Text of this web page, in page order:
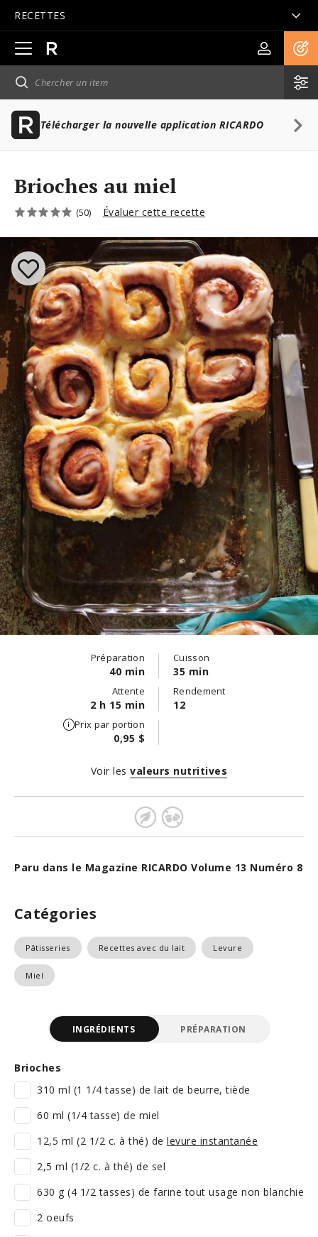
RECETTES
Ouvrir
la
navigation
principale
Télécharger la nouvelle application RICARDO
Brioches au miel
(50) Évaluer cette recette
Préparation
40 min
Cuisson
35 min
Attente
2 h 15 min
Rendement
12
Prix par portion
0,95 $
Paru dans le Magazine RICARDO Volume 13 Numéro 8
Voir les valeurs nutritives
Catégories
Pâtisseries Recettes avec du lait Levure
Miel
INGRÉDIENTS PRÉPARATION
Brioches
310 ml (1 1/4 tasse) de lait de beurre, tiède
60 ml (1/4 tasse) de miel
12,5 ml (2 1/2 c. à thé) de levure instantanée
2,5 ml (1/2 c. à thé) de sel
630 g (4 1/2 tasses) de farine tout usage non blanchie
2 oeufs